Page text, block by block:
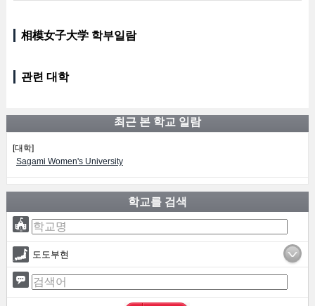
相模女子大学 학부일람
관련 대학
최근 본 학교 일람
[대학]
Sagami Women's University
학교를 검색
도도부현